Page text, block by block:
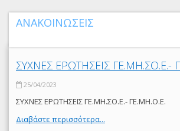
ΑΝΑΚΟΙΝΩΣΕΙΣ
ΣΥΧΝΕΣ ΕΡΩΤΗΣΕΙΣ ΓΕ.ΜΗ.ΣΟ.Ε.-
25/04/2023
ΣΥΧΝΕΣ ΕΡΩΤΗΣΕΙΣ ΓΕ.ΜΗ.ΣΟ.Ε.- ΓΕ.ΜΗ.Ο.Ε.
Διαβάστε περισσότερα...